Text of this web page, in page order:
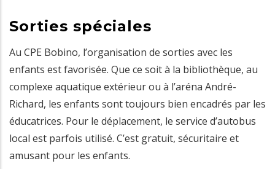
Sorties spéciales
Au CPE Bobino, l’organisation de sorties avec les
enfants est favorisée. Que ce soit à la bibliothèque, au
complexe aquatique extérieur ou à l’aréna André-
Richard, les enfants sont toujours bien encadrés par les
éducatrices. Pour le déplacement, le service d’autobus
local est parfois utilisé. C’est gratuit, sécuritaire et
amusant pour les enfants.